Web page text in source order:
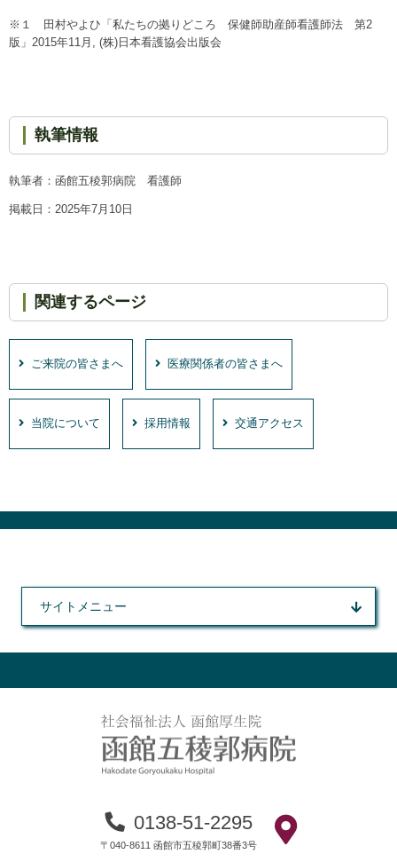
※１ 田村やよひ「私たちの拠りどころ 保健師助産師看護師法 第2
版」2015年11月, (株)日本看護協会出版会
執筆情報
執筆者：函館五稜郭病院 看護師
掲載日：2025年7月10日
関連するページ
ご来院の皆さまへ 医療関係者の皆さまへ
当院について 採用情報 交通アクセス
サイトメニュー
0138-51-2295
〒040-8611 函館市五稜郭町38番3号